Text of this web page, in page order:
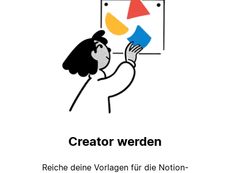
Creator werden
Reiche deine Vorlagen für die Notion-